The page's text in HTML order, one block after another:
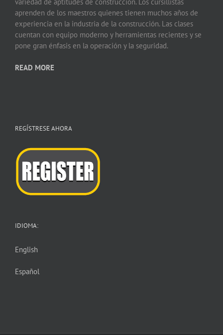
aprenden de los maestros quienes tienen muchos años de
experiencia en la industria de la construcción. Las clases
cuentan con equipo moderno y herramientas recientes y se
pone gran énfasis en la operación y la seguridad.
READ MORE
REGÍSTRESE AHORA
IDIOMA:
English
Español